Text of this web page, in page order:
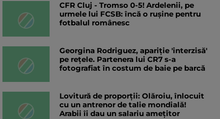
CFR Cluj - Tromso 0-5! Ardelenii, pe
urmele lui FCSB: încă o rușine pentru
fotbalul românesc
Georgina Rodriguez, apariție 'interzisă'
pe rețele. Partenera lui CR7 s-a
fotografiat în costum de baie pe barcă
Lovitură de proporții: Olăroiu, înlocuit
cu un antrenor de talie mondială!
Arabii îi dau un salariu amețitor